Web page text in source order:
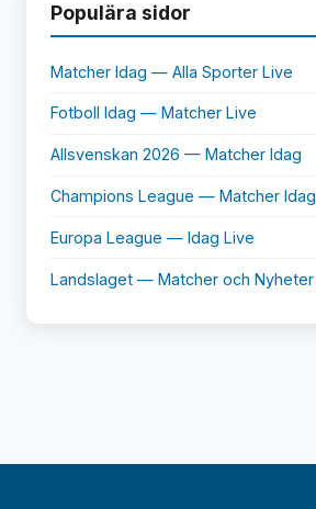
Populära sidor
Matcher Idag — Alla Sporter Live
Fotboll Idag — Matcher Live
Allsvenskan 2026 — Matcher Idag
Champions League — Matcher Idag
Europa League — Idag Live
Landslaget — Matcher och Nyheter